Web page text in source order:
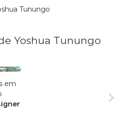
Tunungo
Yoshua Tunungo
em